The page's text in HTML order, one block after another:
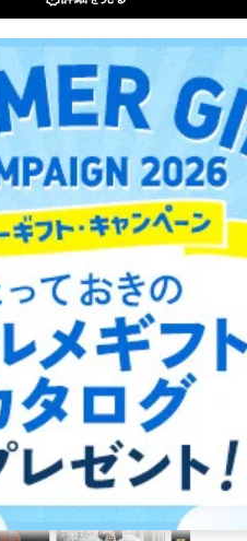
サンプルを見る
ル版 1年プラン)なら1冊：917円
詳細をみる ＞